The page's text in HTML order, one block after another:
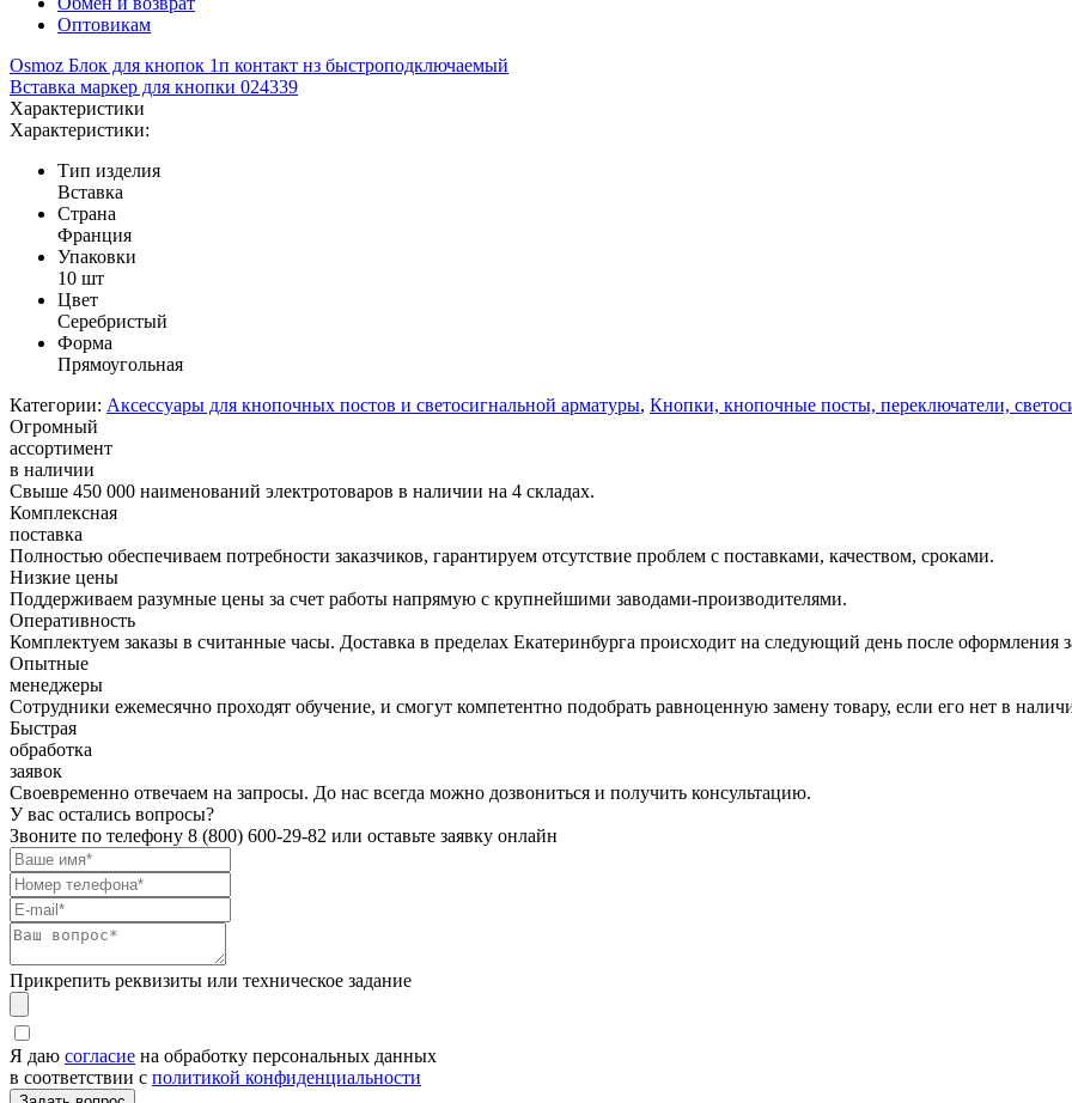
Оптовикам
Osmoz Блок для кнопок 1п контакт нз быстроподключаемый
Вставка маркер для кнопки 024339
Характеристики
Характеристики:
Тип изделия
Вставка
Страна
Франция
Упаковки
10 шт
Цвет
Серебристый
Форма
Прямоугольная
Категории: Аксессуары для кнопочных постов и светосигнальной арматуры, Кнопки, кнопочные посты, переключатели,
Огромный
ассортимент
в наличии
Свыше 450 000 наименований электротоваров в наличии на 4 складах.
Комплексная
поставка
Полностью обеспечиваем потребности заказчиков, гарантируем отсутствие проблем с поставками, качеством, сроками.
Низкие цены
Поддерживаем разумные цены за счет работы напрямую с крупнейшими заводами-производителями.
Оперативность
Комплектуем заказы в считанные часы. Доставка в пределах Екатеринбурга происходит на следующий день после оформления
Опытные
менеджеры
Сотрудники ежемесячно проходят обучение, и смогут компетентно подобрать равноценную замену товару, если его нет в
Быстрая
обработка
заявок
Своевременно отвечаем на запросы. До нас всегда можно дозвониться и получить консультацию.
У вас остались вопросы?
Звоните по телефону 8 (800) 600-29-82 или оставьте заявку онлайн
Прикрепить реквизиты или техническое задание
Я даю согласие на обработку персональных данных
в соответствии с политикой конфиденциальности